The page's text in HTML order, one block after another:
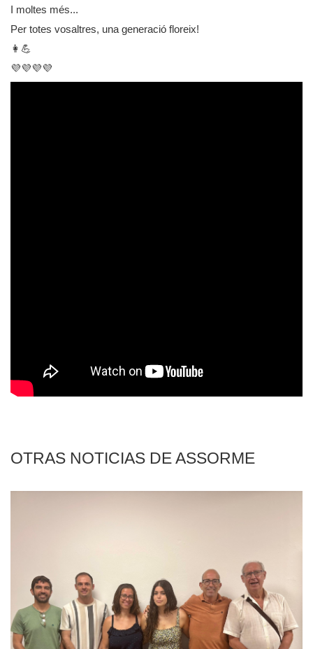
I moltes més...
Per totes vosaltres, una generació floreix!
👩💪
💜💜💜💜
OTRAS NOTICIAS DE ASSORME